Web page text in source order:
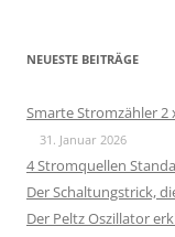
NEUESTE BEITRÄGE
Smarte Stromzähler 2
31. Januar 2026
4 Stromquellen
Der Schaltungstrick,
Der Peltz Oszillator